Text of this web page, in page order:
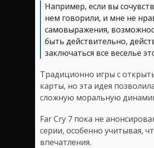
Например, если вы
нем говорили, и мне не
самовыражения,
быть действительно,
заключаться все веселье
Традиционно игры с
карты, но эта идея
сложную моральную
Far Cry 7 пока не
серии, особенно учитывая,
впечатления.